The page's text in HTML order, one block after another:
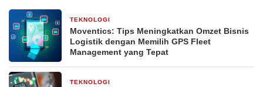
TEKNOLOGI
Moventics: Tips Meningkatkan Omzet Bisnis
Logistik dengan Memilih GPS Fleet
Management yang Tepat
TEKNOLOGI